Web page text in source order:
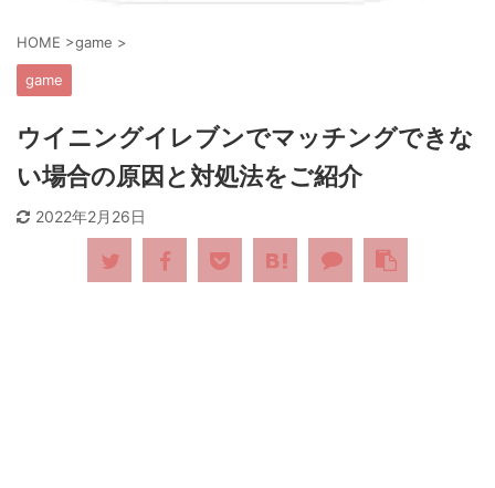
HOME >game >
game
ウイニングイレブンでマッチングできな
い場合の原因と対処法をご紹介
2022年2月26日